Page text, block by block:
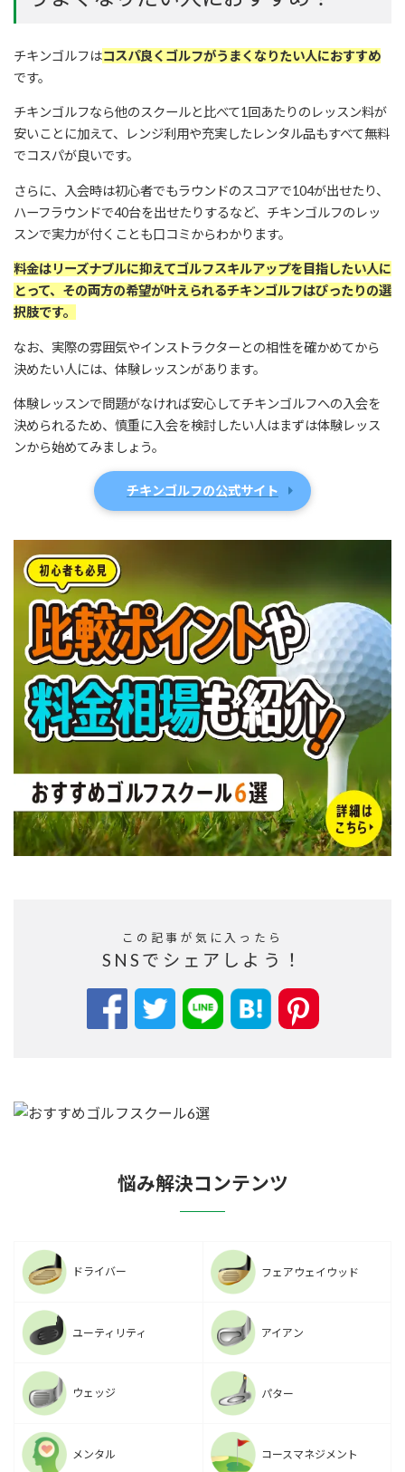
チキンゴルフはコスパ良くゴルフがうまくなりたい人におすすめ
です。
チキンゴルフなら他のスクールと比べて1回あたりのレッスン料が
安いことに加えて、レンジ利用や充実したレンタル品もすべて無料
でコスパが良いです。
さらに、入会時は初心者でもラウンドのスコアで104が出せたり、
ハーフラウンドで40台を出せたりするなど、チキンゴルフのレッ
スンで実力が付くことも口コミからわかります。
料金はリーズナブルに抑えてゴルフスキルアップを目指したい人に
とって、その両方の希望が叶えられるチキンゴルフはぴったりの選
択肢です。
なお、実際の雰囲気やインストラクターとの相性を確かめてから
決めたい人には、体験レッスンがあります。
体験レッスンで問題がなければ安心してチキンゴルフへの入会を
決められるため、慎重に入会を検討したい人はまずは体験レッス
ンから始めてみましょう。
チキンゴルフの公式サイト
この記事が気に入ったら
SNSでシェアしよう！
悩み解決コンテンツ
ドライバー フェアウェイウッド
ユーティリティ アイアン
ウェッジ パター
メンタル コースマネジメント